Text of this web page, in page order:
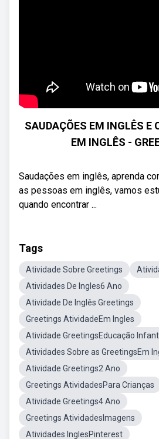
SAUDAÇÕES EM INGLÊS E
EM INGLÊS -
Saudações em inglês, aprenda
as pessoas em inglês, vamos
quando encontrar ...
Tags
Atividade Sobre Greetings
Atividades De Ingles6 Ano
Atividade De Inglês Greetings
Greetings AtividadeEm Ingles
Atividade GreetingsEducação
Atividades Sobre as GreetingsEm
Atividade Greetings2 Ano
Greetings AtividadesPara Crianças
Atividade Greetings4 Ano
Greetings AtividadesImagens
Atividades InglesPinterest